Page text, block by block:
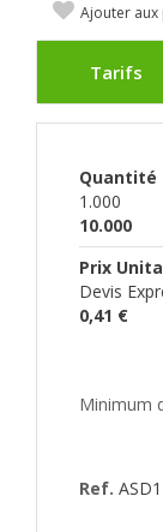
Ajouter
Tarifs
Quantité
1.000
10.000
Prix
Devis
0,41 €
Minimum
Ref.